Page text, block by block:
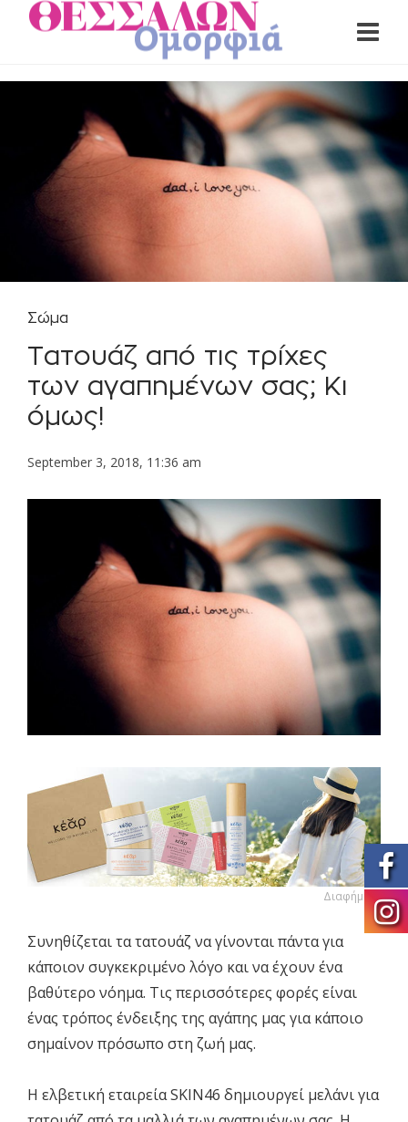
Σώμα
Τατουάζ από τις τρίχες
των αγαπημένων σας; Κι
όμως!
September 3, 2018, 11:36 am
Διαφήμιση
Συνηθίζεται τα τατουάζ να γίνονται πάντα για
κάποιον συγκεκριμένο λόγο και να έχουν ένα
βαθύτερο νόημα. Τις περισσότερες φορές είναι
ένας τρόπος ένδειξης της αγάπης μας για κάποιο
σημαίνον πρόσωπο στη ζωή μας.
Η ελβετική εταιρεία SKIN46 δημιουργεί μελάνι για